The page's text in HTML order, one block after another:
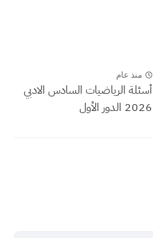
منذ عام
أسئلة الرياضيات السادس الادبي
2026 الدور الأول